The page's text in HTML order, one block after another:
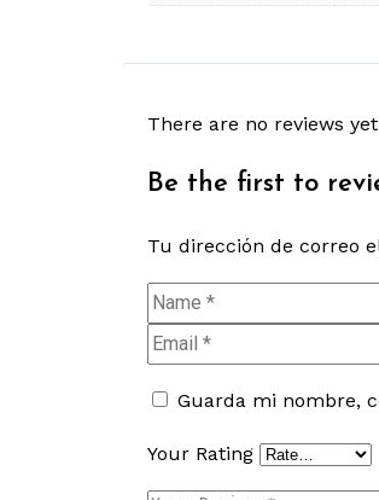
There are no reviews
Be the first to
Tu dirección de correo
Guarda mi nombre,
Your Rating